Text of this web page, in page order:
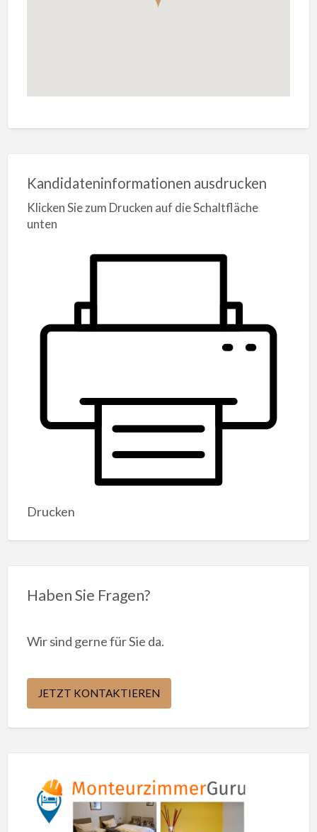
Kandidateninformationen ausdrucken
Klicken Sie zum Drucken auf die Schaltfläche
unten
Drucken
Haben Sie Fragen?
Wir sind gerne für Sie da.
JETZT KONTAKTIEREN